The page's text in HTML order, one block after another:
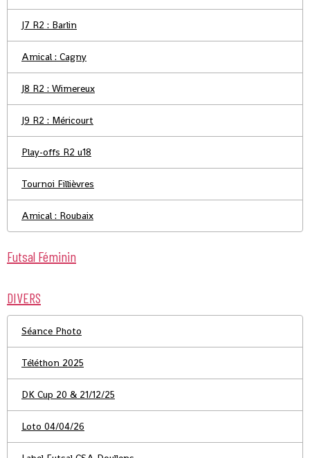
J7 R2 : Barlin
Amical : Cagny
J8 R2 : Wimereux
J9 R2 : Méricourt
Play-offs R2 u18
Tournoi Fillièvres
Amical : Roubaix
Futsal Féminin
DIVERS
Séance Photo
Téléthon 2025
DK Cup 20 & 21/12/25
Loto 04/04/26